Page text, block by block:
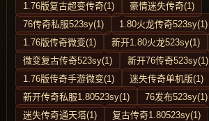
1.76版复古超变传奇(1)
豪情迷失传奇(1)
76传奇私服523sy(1)
1.80火龙传奇523sy(1)
1.76版传奇微变(1)
新开1.80火龙523sy(1)
微变复古传奇523sy(1)
新开76传奇523sy(1)
1.76版传奇手游微变(1)
迷失传奇单机版(1)
新开传奇私服1.80523sy(1)
76发布523sy(1)
迷失传奇通天塔(1)
复古传奇1.80523sy(1)